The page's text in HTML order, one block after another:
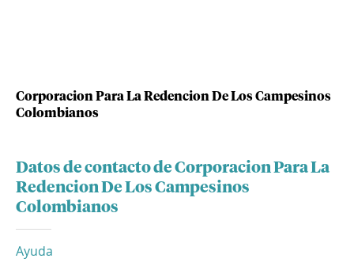
Corporacion Para La Redencion De Los Campesinos
Colombianos
Datos de contacto de Corporacion Para La
Redencion De Los Campesinos
Colombianos
Ayuda